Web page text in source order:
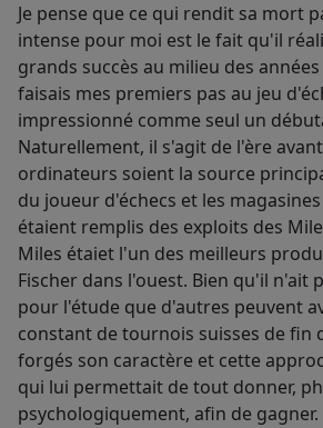
Je pense que ce qui rendit sa mort
intense pour moi est le fait qu'il
grands succès au milieu des
faisais mes premiers pas au jeu
impressionné comme seul un
Naturellement, il s'agit de l'ère
ordinateurs soient la source
du joueur d'échecs et les
étaient remplis des exploits des
Miles étaiet l'un des meilleurs
Fischer dans l'ouest. Bien qu'il n'ait
pour l'étude que d'autres peuvent
constant de tournois suisses de fin
forgés son caractère et cette
qui lui permettait de tout donner,
psychologiquement, afin de gagner.